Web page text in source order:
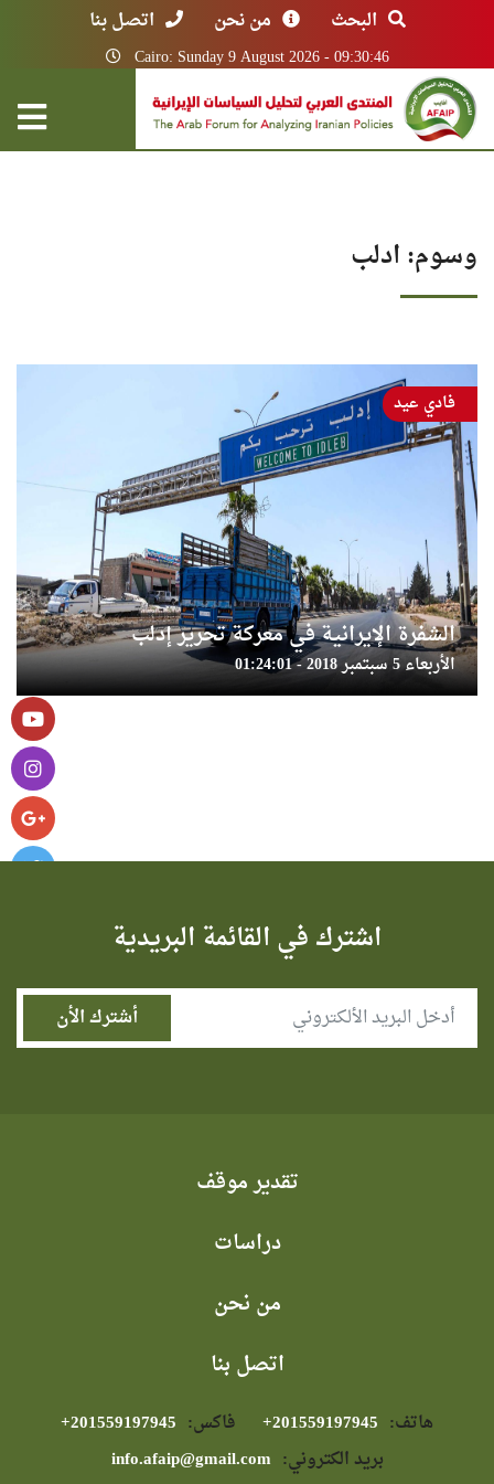
البحث من نحن اتصل بنا
Cairo: Sunday 9 August 2026 - 09:30:46
وسوم: ادلب
الشفرة الإيرانية في معركة تحرير إدلب
الأربعاء 5 سبتمبر 2018 - 01:24:01
فادي عيد
اشترك في القائمة البريدية
تقدير موقف
دراسات
من نحن
اتصل بنا
هاتف: فاكس:
بريد الكتروني: info.afaip@gmail.com